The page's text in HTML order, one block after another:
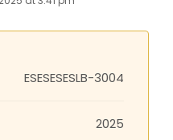
ESESESESLB-3004
2025